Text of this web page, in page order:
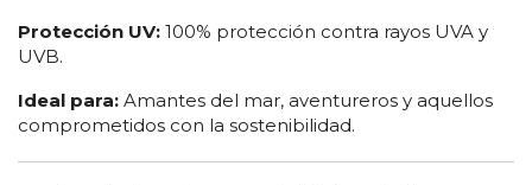
Protección UV: 100% protección contra rayos UVA y
UVB.
Ideal para: Amantes del mar, aventureros y aquellos
comprometidos con la sostenibilidad.